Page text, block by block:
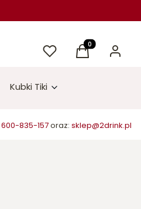
UlubioneProdukty w
Koszyk Zaloguj
Kubki Tiki
600-835-157oraz: sklep@2drink.pl